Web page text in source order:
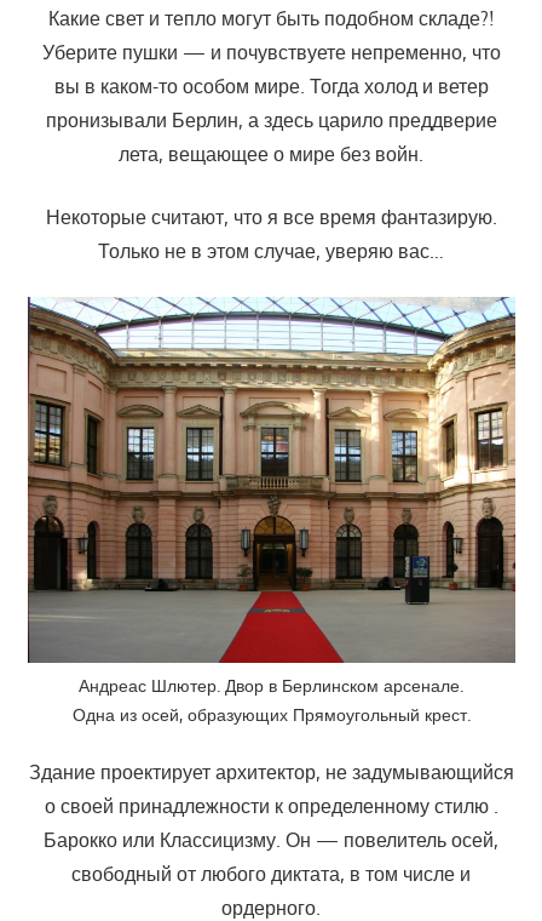
Какие свет и тепло могут быть подобном складе?!
Уберите пушки — и почувствуете непременно, что
вы в каком-то особом мире. Тогда холод и ветер
пронизывали Берлин, а здесь царило преддверие
лета, вещающее о мире без войн.
Некоторые считают, что я все время фантазирую.
Только не в этом случае, уверяю вас…
Андреас Шлютер. Двор в Берлинском арсенале.
Одна из осей, образующих Прямоугольный крест.
Здание проектирует архитектор, не задумывающийся
о своей принадлежности к определенному стилю .
Барокко или Классицизму. Он — повелитель осей,
свободный от любого диктата, в том числе и
ордерного.